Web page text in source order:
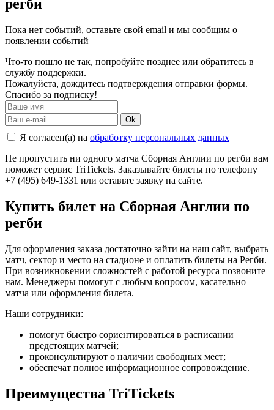
регби
Пока нет событий, оставьте свой email и мы сообщим о
появлении событий
Что-то пошло не так, попробуйте позднее или обратитесь в
службу поддержки.
Пожалуйста, дождитесь подтверждения отправки формы.
Спасибо за подписку!
Ok
Я согласен(а) на обработку персональных данных
Не пропустить ни одного матча Сборная Англии по регби вам
поможет сервис TriTickets. Заказывайте билеты по телефону
+7 (495) 649-1331 или оставьте заявку на сайте.
Купить билет на Сборная Англии по
регби
Для оформления заказа достаточно зайти на наш сайт, выбрать
матч, сектор и место на стадионе и оплатить билеты на Регби.
При возникновении сложностей с работой ресурса позвоните
нам. Менеджеры помогут с любым вопросом, касательно
матча или оформления билета.
Наши сотрудники:
помогут быстро сориентироваться в расписании
предстоящих матчей;
проконсультируют о наличии свободных мест;
обеспечат полное информационное сопровождение.
Преимущества TriTickets